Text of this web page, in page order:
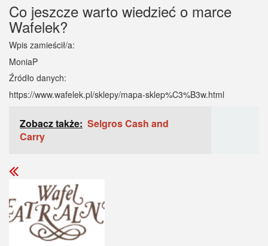
Co jeszcze warto wiedzieć o marce
Wafelek?
Wpis zamieścił/a:
MoniaP
Źródło danych:
https://www.wafelek.pl/sklepy/mapa-sklep%C3%B3w.html
Zobacz także: Selgros Cash and
Carry